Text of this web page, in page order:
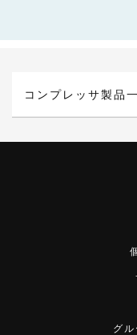
コンプレッサ製品
グ